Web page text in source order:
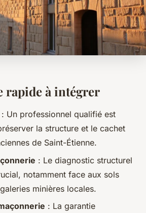
rapide à intégrer
: Un professionnel qualifié est
la structure et le cachet
de Saint-Étienne.
: Le diagnostic structurel
notamment face aux sols
minières locales.
: La garantie